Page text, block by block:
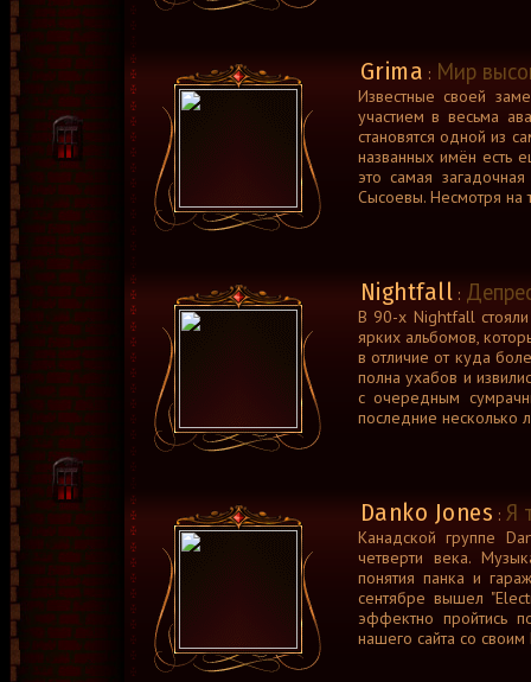
Grima : Мир
Известные своей
участием в весьма
становятся одной из
названных имён есть
это самая
Сысоевы. Несмотря на
Nightfall :
В 90-х Nightfall стояли
ярких альбомов,
в отличие от куда
полна ухабов и
с очередным
последние несколько
Danko Jones : Я
Канадской группе
четверти века.
понятия панка и
сентябре вышел
эффектно пройтись
нашего сайта со